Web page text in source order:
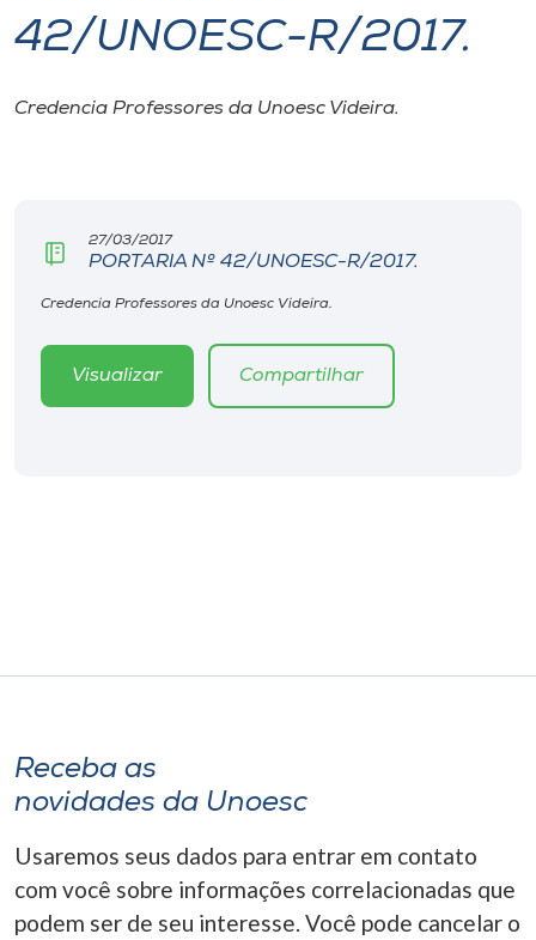
I.nova
CPA
Editora
Selecione
o idioma
A+
42/UNOESC-R/2017.
Credencia Professores da Unoesc Videira.
27/03/2017
PORTARIA Nº 42/UNOESC-R/2017.
Credencia Professores da Unoesc Videira.
Visualizar Compartilhar
Receba as
novidades da Unoesc
Usaremos seus dados para entrar em contato
com você sobre informações correlacionadas que
podem ser de seu interesse. Você pode cancelar o